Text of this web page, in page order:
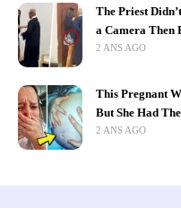
The Priest
a Camera Then
2 ANS AGO
This Pregnant
But She Had
2 ANS AGO